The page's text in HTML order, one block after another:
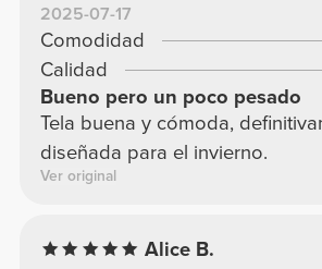
2025-07-17
Comodidad
Calidad
Bueno pero un poco pesado
Tela buena y cómoda,
diseñada para el invierno.
Ver original
Alice B.